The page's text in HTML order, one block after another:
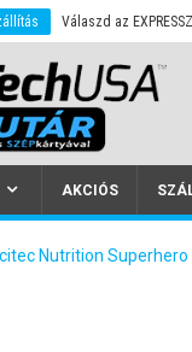
Válaszd az
AKCIÓS
Nutrition Superhero